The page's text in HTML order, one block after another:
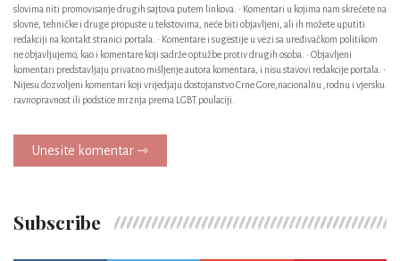
slovima niti promovisanje drugih sajtova putem linkova. • Komentari u kojima nam skrećete na
slovne, tehničke i druge propuste u tekstovima, neće biti objavljeni, ali ih možete uputiti
redakciji na kontakt stranici portala. • Komentare i sugestije u vezi sa uređivačkom politikom
ne objavljujemo, kao i komentare koji sadrže optužbe protiv drugih osoba. • Objavljeni
komentari predstavljaju privatno mišljenje autora komentara, i nisu stavovi redakcije portala. •
Nijesu dozvoljeni komentari koji vrijedjaju dostojanstvo Crne Gore,nacionalnu ,rodnu i vjersku
ravnopravnost ili podstice mrznja prema LGBT poulaciji.
Unesite komentar ⇾
Subscribe